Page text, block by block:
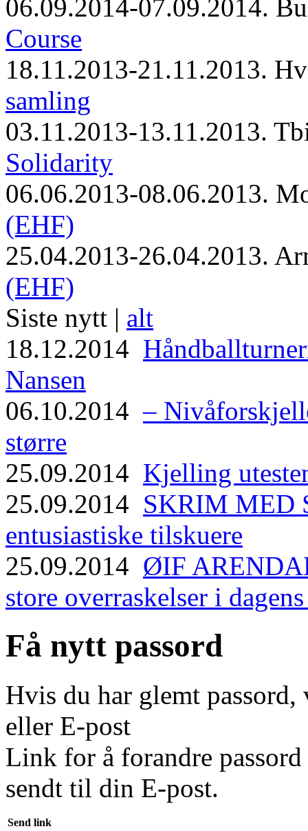
06.09.2014-07.09.2014.
Course
18.11.2013-21.11.2013.
samling
03.11.2013-13.11.2013.
Solidarity
06.06.2013-08.06.2013.
(EHF)
25.04.2013-26.04.2013.
(EHF)
Siste nytt | alt
18.12.2014
Nansen
06.10.2014–
større
25.09.2014 Kjelling
25.09.2014 SKRIM MED
entusiastiske tilskuere
25.09.2014 ØIF
store overraskelser i
Få nytt passord
Hvis du har glemt
eller E-post
Link for å forandre
sendt til din E-post.
Send link